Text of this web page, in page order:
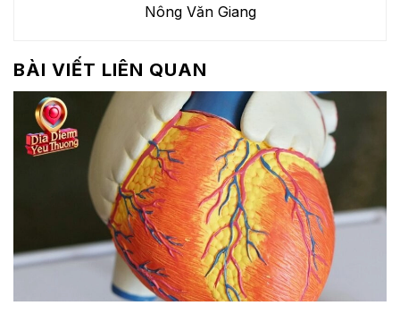
Nông Văn Giang
BÀI VIẾT LIÊN QUAN